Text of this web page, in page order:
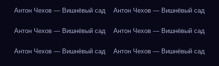
Антон Чехов — Вишнёвый сад Антон Чехов — Вишнёвый сад
Антон Чехов — Вишнёвый сад Антон Чехов — Вишнёвый сад
Антон Чехов — Вишнёвый сад Антон Чехов — Вишнёвый сад